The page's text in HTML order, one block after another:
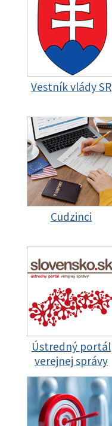
Vestník vlády SR
Cudzinci
Ústredný portál
verejnej správy